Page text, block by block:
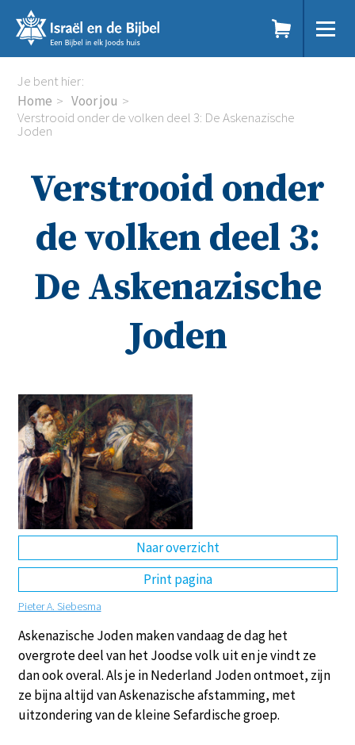
links
naar
de
inhoud
de
navigatie
Je bent hier:
Home
Voor jou
Verstrooid onder de volken deel 3: De Askenazische
Joden
Verstrooid onder
de volken deel 3:
De Askenazische
Joden
Naar overzicht
Print pagina
Pieter A. Siebesma
Askenazische Joden maken vandaag de dag het
overgrote deel van het Joodse volk uit en je vindt ze
dan ook overal. Als je in Nederland Joden ontmoet, zijn
ze bijna altijd van Askenazische afstamming, met
uitzondering van de kleine Sefardische groep.
Doe mee
Podcast
Magazine
Agenda
Kinderwerk
Jongerenwerk
Het Studiehuis (cursus)
Over ons